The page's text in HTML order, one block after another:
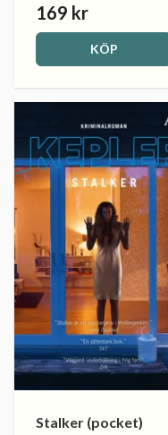
169 kr
KÖP
Stalker (pocket)